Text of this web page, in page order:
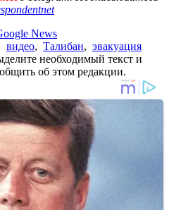
News
видео, Талибан, эвакуация
необходимый текст и
об этом редакции.